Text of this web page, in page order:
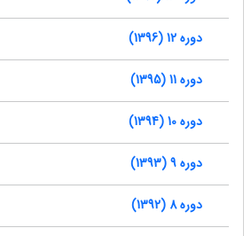
دوره 12 (1396)
دوره 11 (1395)
دوره 10 (1394)
دوره 9 (1393)
دوره 8 (1392)